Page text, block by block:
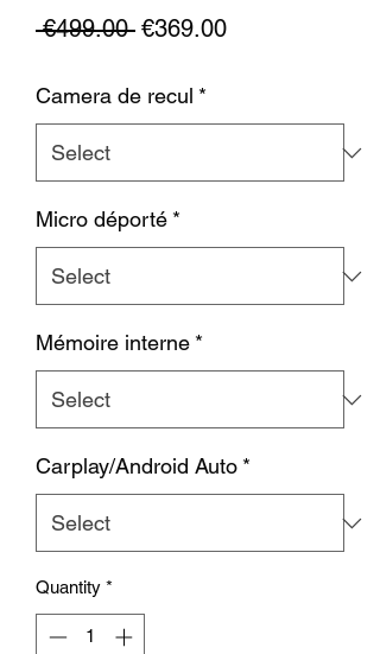
€499.00 Regular
€369.00Sale
Camera de recul *
Micro déporté *
Mémoire interne *
Carplay/Android Auto *
Quantity *